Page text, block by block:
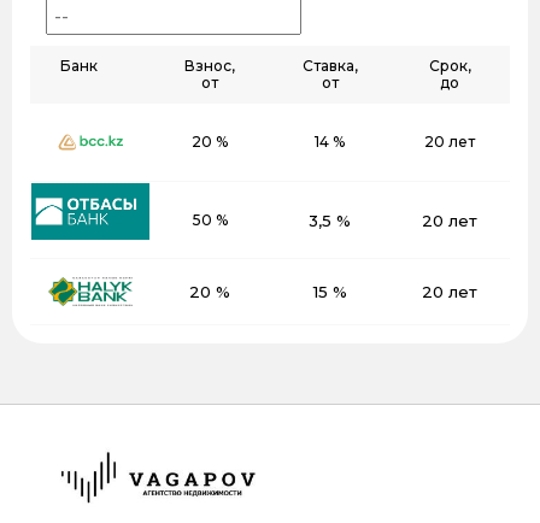
Банк
Взнос,
от
Ставка,
от
Срок,
до
20 % 14 % 20 лет
50 % 3,5 % 20 лет
20 % 15 % 20 лет